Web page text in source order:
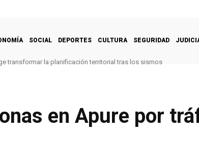
SOCIAL DEPORTES CULTURA SEGURIDAD
transformar la planificación territorial tras los sismos
en Apure por